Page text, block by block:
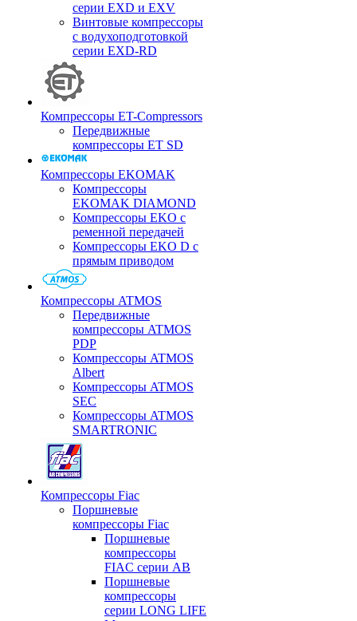
серии EXD и EXV
Винтовые компрессоры
с водухоподготовкой
серии EXD-RD
Компрессоры ET-Compressors
Передвижные
компрессоры ET SD
Компрессоры EKOMAK
Компрессоры
EKOMAK DIAMOND
Компрессоры EKO c
ременной передачей
Компрессоры EKO D с
прямым приводом
Компрессоры ATMOS
Передвижные
компрессоры ATMOS
PDP
Компрессоры ATMOS
Albert
Компрессоры ATMOS
SEC
Компрессоры ATMOS
SMARTRONIC
Компрессоры Fiac
Поршневые
компрессоры Fiac
Поршневые
компрессоры
FIAC серии AB
Поршневые
компрессоры
серии LONG LIFE